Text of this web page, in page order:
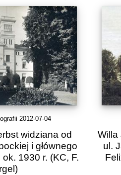
2012-07-04
widziana od
i głównego
1930 r. (KC, F.
Willa
ul.